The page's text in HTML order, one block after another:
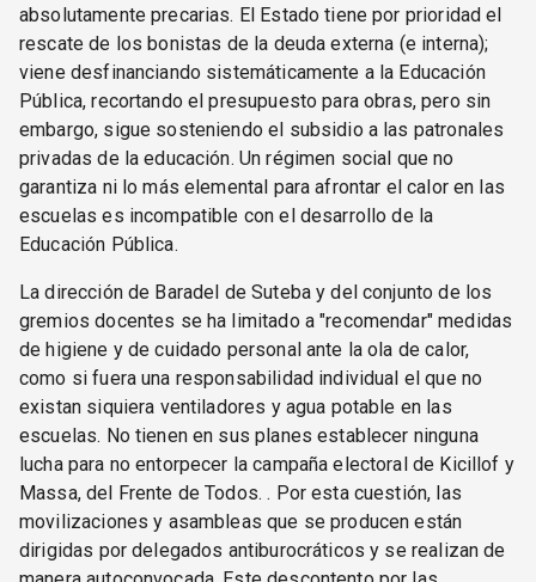
absolutamente precarias. El Estado tiene por prioridad el
rescate de los bonistas de la deuda externa (e interna);
viene desfinanciando sistemáticamente a la Educación
Pública, recortando el presupuesto para obras, pero sin
embargo, sigue sosteniendo el subsidio a las patronales
privadas de la educación. Un régimen social que no
garantiza ni lo más elemental para afrontar el calor en las
escuelas es incompatible con el desarrollo de la
Educación Pública.
La dirección de Baradel de Suteba y del conjunto de los
gremios docentes se ha limitado a "recomendar" medidas
de higiene y de cuidado personal ante la ola de calor,
como si fuera una responsabilidad individual el que no
existan siquiera ventiladores y agua potable en las
escuelas. No tienen en sus planes establecer ninguna
lucha para no entorpecer la campaña electoral de Kicillof y
Massa, del Frente de Todos. . Por esta cuestión, las
movilizaciones y asambleas que se producen están
dirigidas por delegados antiburocráticos y se realizan de